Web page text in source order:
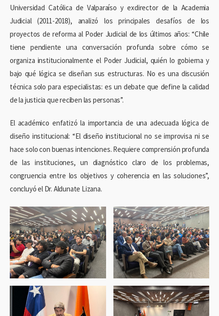
Universidad Católica de Valparaíso y exdirector de la Academia
Judicial (2011-2018), analizó los principales desafíos de los
proyectos de reforma al Poder Judicial de los últimos años: “Chile
tiene pendiente una conversación profunda sobre cómo se
organiza institucionalmente el Poder Judicial, quién lo gobierna y
bajo qué lógica se diseñan sus estructuras. No es una discusión
técnica solo para especialistas: es un debate que define la calidad
de la justicia que reciben las personas”.
El académico enfatizó la importancia de una adecuada lógica de
diseño institucional: “El diseño institucional no se improvisa ni se
hace solo con buenas intenciones. Requiere comprensión profunda
de las instituciones, un diagnóstico claro de los problemas,
congruencia entre los objetivos y coherencia en las soluciones”,
concluyó el Dr. Aldunate Lizana.